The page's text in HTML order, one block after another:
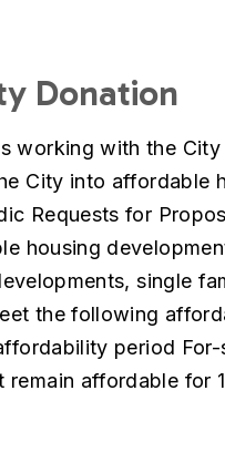
Donation
working with the
City into affordable
Requests for
housing
single
the following
period
affordable for